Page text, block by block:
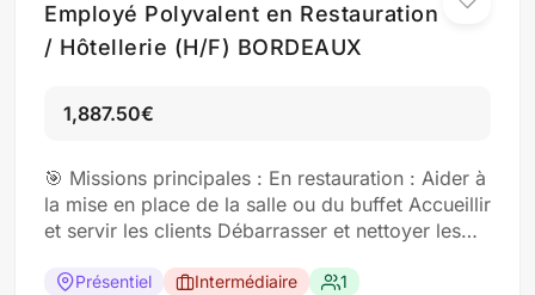
Employé Polyvalent en Restauration
/ Hôtellerie (H/F) BORDEAUX
1,887.50€
🎯 Missions principales : En restauration : Aider à
la mise en place de la salle ou du buffet Accueillir
et servir les clients Débarrasser et nettoyer les
Éventuellement aider en cuisine (plonge,
Présentiel Intermédiaire 1